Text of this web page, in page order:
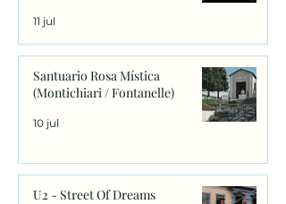
11 jul
Santuario Rosa Mística
(Montichiari / Fontanelle)
10 jul
U2 - Street Of Dreams